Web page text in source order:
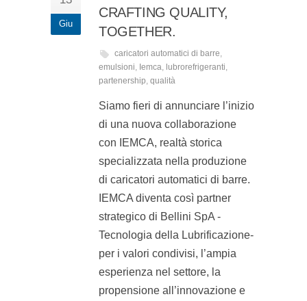
Giu
CRAFTING QUALITY,
TOGETHER.
caricatori automatici di barre,
emulsioni, Iemca, lubrorefrigeranti,
partenership, qualità
Siamo fieri di annunciare l’inizio
di una nuova collaborazione
con IEMCA, realtà storica
specializzata nella produzione
di caricatori automatici di barre.
IEMCA diventa così partner
strategico di Bellini SpA -
Tecnologia della Lubrificazione-
per i valori condivisi, l’ampia
esperienza nel settore, la
propensione all’innovazione e